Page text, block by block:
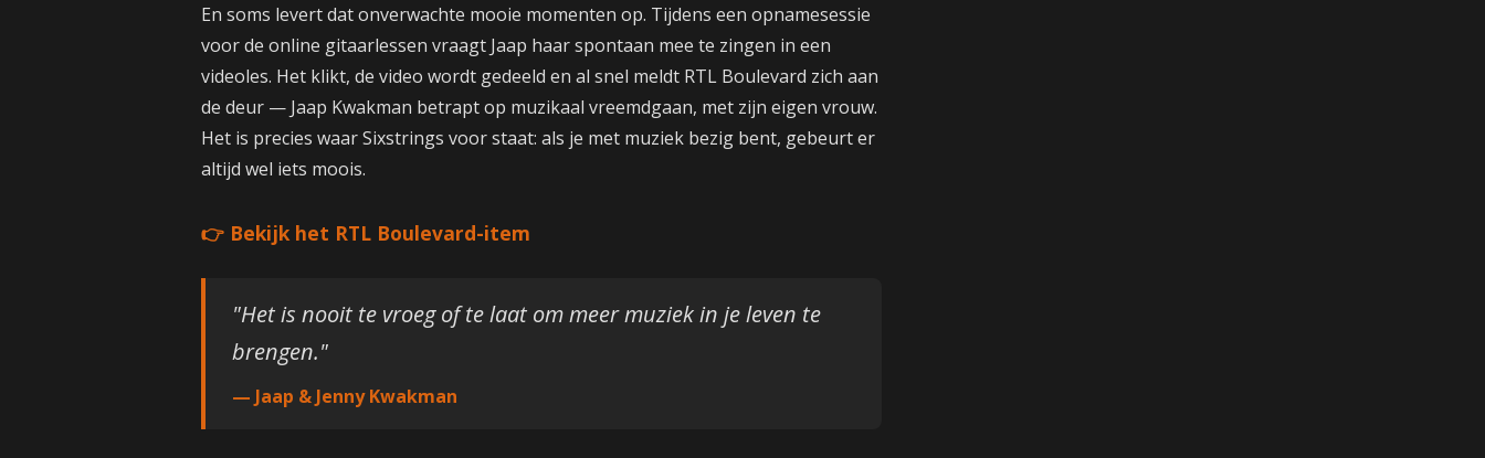
En soms levert dat onverwachte mooie momenten op. Tijdens een opnamesessie
voor de online gitaarlessen vraagt Jaap haar spontaan mee te zingen in een
videoles. Het klikt, de video wordt gedeeld en al snel meldt RTL Boulevard zich aan
de deur — Jaap Kwakman betrapt op muzikaal vreemdgaan, met zijn eigen vrouw.
Het is precies waar Sixstrings voor staat: als je met muziek bezig bent, gebeurt er
altijd wel iets moois.
👉 Bekijk het RTL Boulevard-item
"Het is nooit te vroeg of te laat om meer muziek in je leven te
brengen."
— Jaap & Jenny Kwakman